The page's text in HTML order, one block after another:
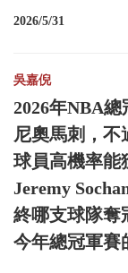
2026/5/31
吳嘉倪
2026年NBA
尼奧馬刺，不
球員高機率能
Jeremy
終哪支球隊奪
今年總冠軍賽